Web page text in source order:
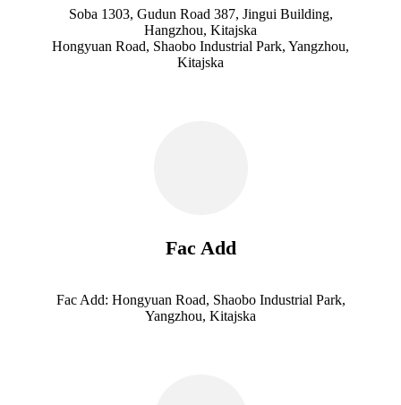
Soba 1303, Gudun Road 387, Jingui Building,
Hangzhou, Kitajska
Hongyuan Road, Shaobo Industrial Park, Yangzhou,
Kitajska
Fac Add
Fac Add: Hongyuan Road, Shaobo Industrial Park,
Yangzhou, Kitajska